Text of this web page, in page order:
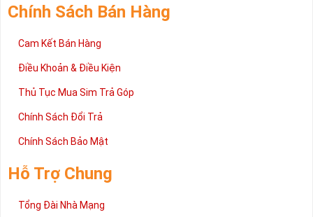
Chính Sách Bán Hàng
Cam Kết Bán Hàng
Điều Khoản & Điều Kiện
Thủ Tục Mua Sim Trả Góp
Chính Sách Đổi Trả
Chính Sách Bảo Mật
Hỗ Trợ Chung
Tổng Đài Nhà Mạng